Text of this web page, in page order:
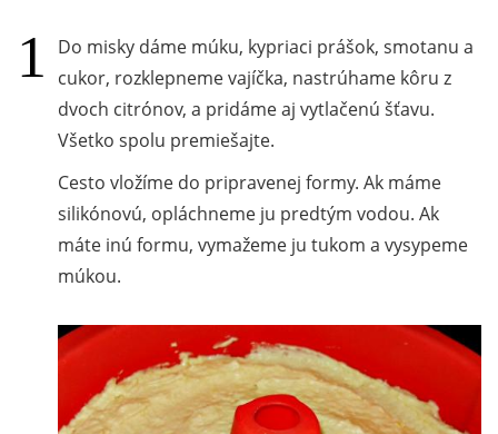
Do misky dáme múku, kypriaci prášok, smotanu a
cukor, rozklepneme vajíčka, nastrúhame kôru z
dvoch citrónov, a pridáme aj vytlačenú šťavu.
Všetko spolu premiešajte.
Cesto vložíme do pripravenej formy. Ak máme
silikónovú, opláchneme ju predtým vodou. Ak
máte inú formu, vymažeme ju tukom a vysypeme
múkou.